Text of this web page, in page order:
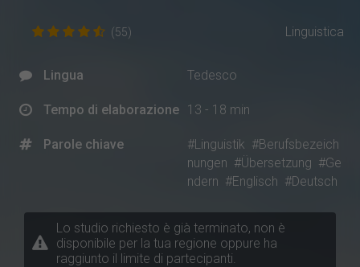
(55) Linguistica
Lingua Tedesco
Tempo di elaborazione 13 - 18 min
Parole chiave #Linguistik #Berufsbezeich
nungen #Übersetzung #Ge
ndern #Englisch #Deutsch
Lo studio richiesto è già terminato, non è
disponibile per la tua regione oppure ha
raggiunto il limite di partecipanti.